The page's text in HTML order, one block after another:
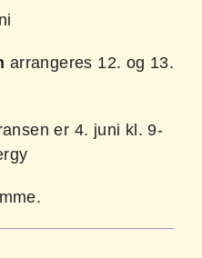
arrangeres 12. og 13.
er 4. juni kl. 9-